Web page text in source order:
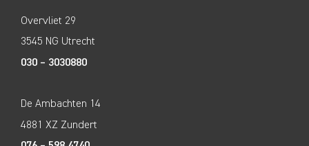
Overvliet 29
3545 NG Utrecht
030 – 3030880
De Ambachten 14
4881 XZ Zundert